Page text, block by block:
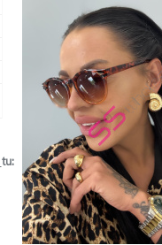
tu: